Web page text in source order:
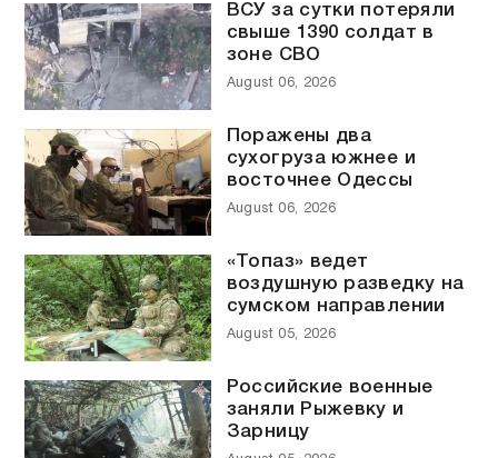
ВСУ за сутки потеряли
свыше 1390 солдат в
зоне СВО
August 06, 2026
Поражены два
сухогруза южнее и
восточнее Одессы
August 06, 2026
«Топаз» ведет
воздушную разведку на
сумском направлении
August 05, 2026
Российские военные
заняли Рыжевку и
Зарницу